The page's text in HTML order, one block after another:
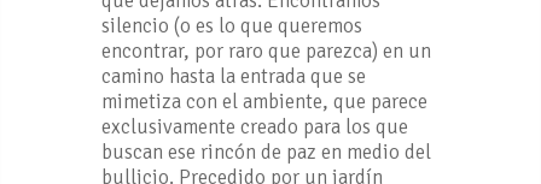
silencio (o es lo que queremos
encontrar, por raro que parezca) en un
camino hasta la entrada que se
mimetiza con el ambiente, que parece
exclusivamente creado para los que
buscan ese rincón de paz en medio del
bullicio. Precedido por un jardín